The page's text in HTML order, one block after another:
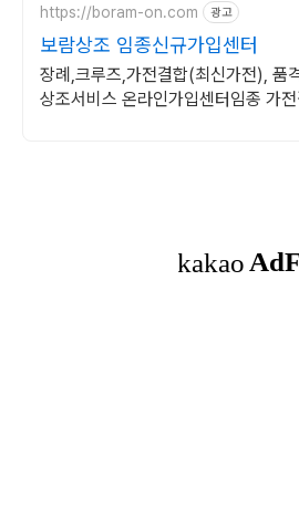
https://boram-on.com 광고
보람상조 임종신규가입센터
장례,크루즈,가전결합(최신가전), 품
상조서비스 온라인가입센터임종 가전